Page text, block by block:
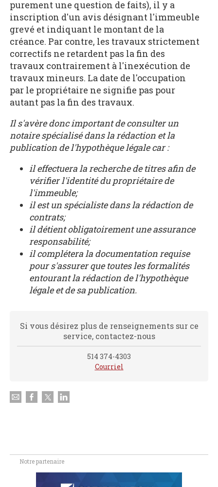
purement une question de faits), il y a
inscription d'un avis désignant l'immeuble
grevé et indiquant le montant de la
créance. Par contre, les travaux strictement
correctifs ne retardent pas la fin des
travaux contrairement à l'inexécution de
travaux mineurs. La date de l'occupation
par le propriétaire ne signifie pas pour
autant pas la fin des travaux.
Il s'avère donc important de consulter un
notaire spécialisé dans la rédaction et la
publication de l'hypothèque légale car :
il effectuera la recherche de titres afin de
vérifier l'identité du propriétaire de
l'immeuble;
il est un spécialiste dans la rédaction de
contrats;
il détient obligatoirement une assurance
responsabilité;
il complétera la documentation requise
pour s'assurer que toutes les formalités
entourant la rédaction de l'hypothèque
légale et de sa publication.
Si vous désirez plus de renseignements sur ce
service, contactez-nous
514 374-4303
Courriel
Notre partenaire